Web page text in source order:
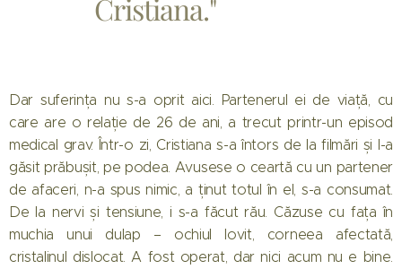
Cristiana."
Dar suferința nu s-a oprit aici. Partenerul ei de viață, cu
care are o relație de 26 de ani, a trecut printr-un episod
medical grav. Într-o zi, Cristiana s-a întors de la filmări și l-a
găsit prăbușit, pe podea. Avusese o ceartă cu un partener
de afaceri, n-a spus nimic, a ținut totul în el, s-a consumat.
De la nervi și tensiune, i s-a făcut rău. Căzuse cu fața în
muchia unui dulap – ochiul lovit, corneea afectată,
cristalinul dislocat. A fost operat, dar nici acum nu e bine.